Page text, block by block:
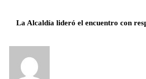
La Alcaldía lideró el encuentro con